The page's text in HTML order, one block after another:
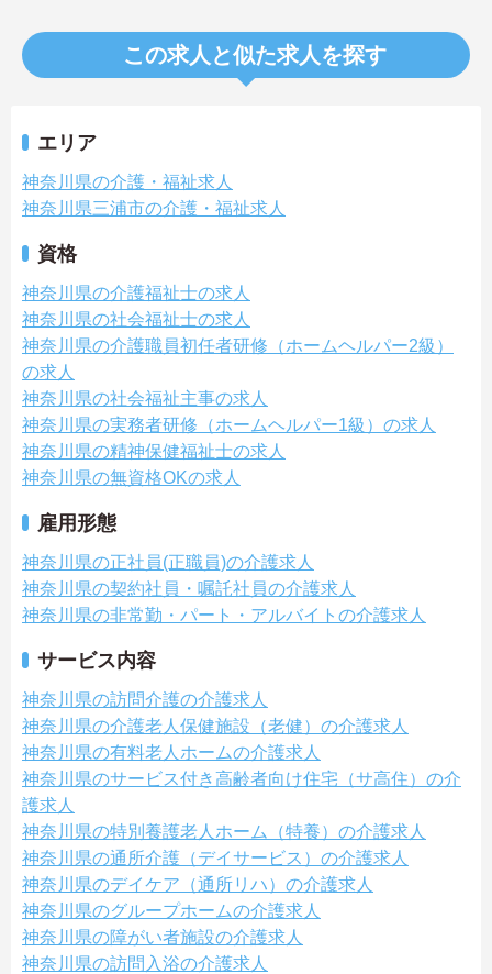
この求人と似た求人を探す
エリア
神奈川県の介護・福祉求人
神奈川県三浦市の介護・福祉求人
資格
神奈川県の介護福祉士の求人
神奈川県の社会福祉士の求人
神奈川県の介護職員初任者研修（ホームヘルパー2級）
の求人
神奈川県の社会福祉主事の求人
神奈川県の実務者研修（ホームヘルパー1級）の求人
神奈川県の精神保健福祉士の求人
神奈川県の無資格OKの求人
雇用形態
神奈川県の正社員(正職員)の介護求人
神奈川県の契約社員・嘱託社員の介護求人
神奈川県の非常勤・パート・アルバイトの介護求人
サービス内容
神奈川県の訪問介護の介護求人
神奈川県の介護老人保健施設（老健）の介護求人
神奈川県の有料老人ホームの介護求人
神奈川県のサービス付き高齢者向け住宅（サ高住）の介
護求人
神奈川県の特別養護老人ホーム（特養）の介護求人
神奈川県の通所介護（デイサービス）の介護求人
神奈川県のデイケア（通所リハ）の介護求人
神奈川県のグループホームの介護求人
神奈川県の障がい者施設の介護求人
神奈川県の訪問入浴の介護求人